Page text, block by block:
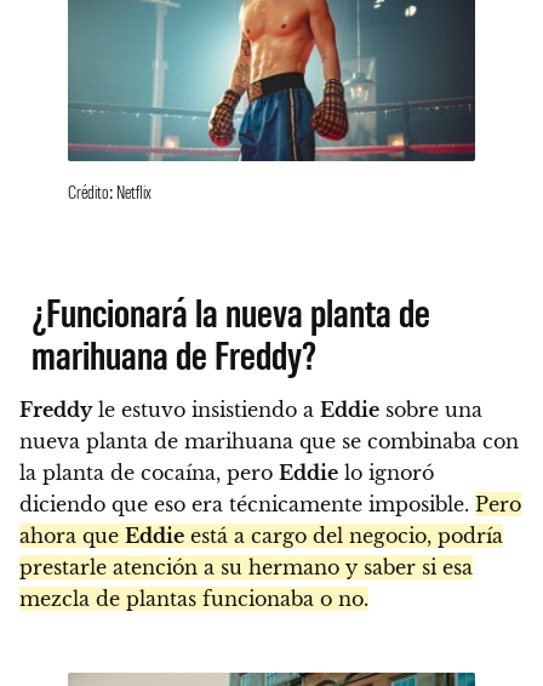
Crédito: Netflix
¿Funcionará la nueva planta de
marihuana de Freddy?
Freddyle estuvo insistiendo a Eddie sobre una
nueva planta de marihuana que se combinaba con
la planta de cocaína, pero Eddie lo ignoró
diciendo que eso era técnicamente imposible. Pero
ahora que Eddie está a cargo del negocio, podría
prestarle atención a su hermano y saber si esa
mezcla de plantas funcionaba o no.